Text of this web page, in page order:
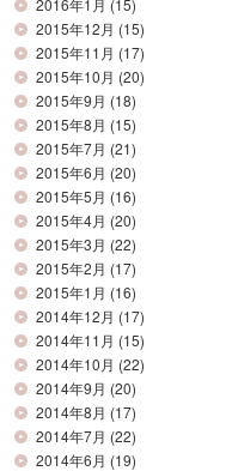
2015年12月 (15)
2015年11月 (17)
2015年10月 (20)
2015年9月 (18)
2015年8月 (15)
2015年7月 (21)
2015年6月 (20)
2015年5月 (16)
2015年4月 (20)
2015年3月 (22)
2015年2月 (17)
2015年1月 (16)
2014年12月 (17)
2014年11月 (15)
2014年10月 (22)
2014年9月 (20)
2014年8月 (17)
2014年7月 (22)
2014年6月 (19)